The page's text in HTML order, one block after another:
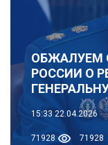
ОБЖАЛУЕМ
РОССИИ О
15:33 22.04.2026
71928 71928